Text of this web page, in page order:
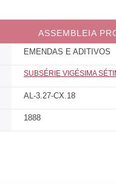
ASSEMBLEIA
EMENDAS E ADITIVOS
SUBSÉRIE VIGÉSIMA
AL-3.27-CX.18
1888